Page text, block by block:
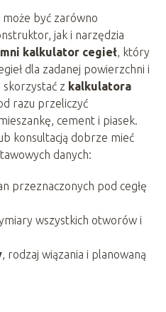
może być zarówno
jak i narzędzia
kalkulator cegieł, który
dla zadanej powierzchni i
z kalkulatora
od razu przeliczyć
cement i piasek.
konsultacją dobrze mieć
danych:
przeznaczonych pod cegłę
wszystkich otworów i
, rodzaj wiązania i planowaną